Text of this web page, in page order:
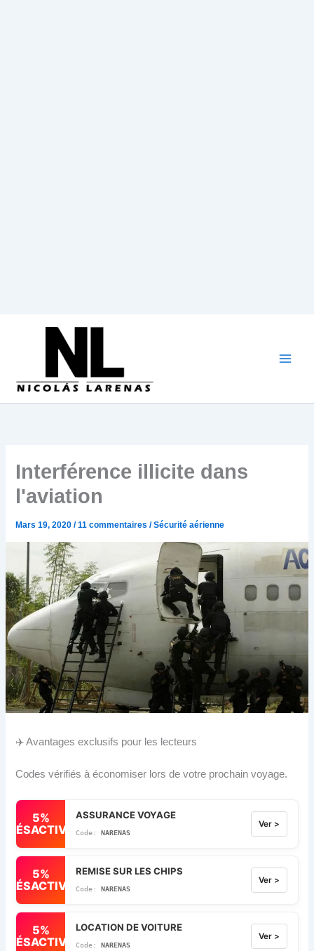
Interférence illicite dans
l'aviation
Mars 19, 2020/11 commentaires /Sécurité aérienne
✈️ Avantages exclusifs pour les lecteurs
Codes vérifiés à économiser lors de votre prochain voyage.
5%
DÉSACTIVÉ
ASSURANCE VOYAGE
NARENAS
Ver >
5%
DÉSACTIVÉ
REMISE SUR LES CHIPS
NARENAS
Ver >
5%
DÉSACTIVÉ
LOCATION DE VOITURE
NARENAS
Ver >